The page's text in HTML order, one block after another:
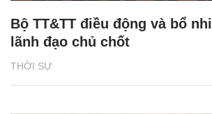
THỜI SỰ
Bộ TT&TT điều động và bổ
lãnh đạo chủ chốt